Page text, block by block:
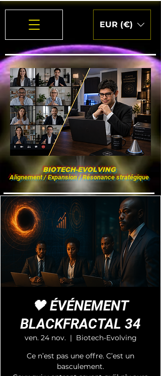
EUR (€)
BIOTECH-EVOLVING
Alignement / Expansion / Résonance stratégique
🖤 ÉVÉNEMENT
BLACKFRACTAL 34
ven. 24 nov.
  |
Biotech-Evolving
Ce n’est pas une offre. C’est un
basculement.